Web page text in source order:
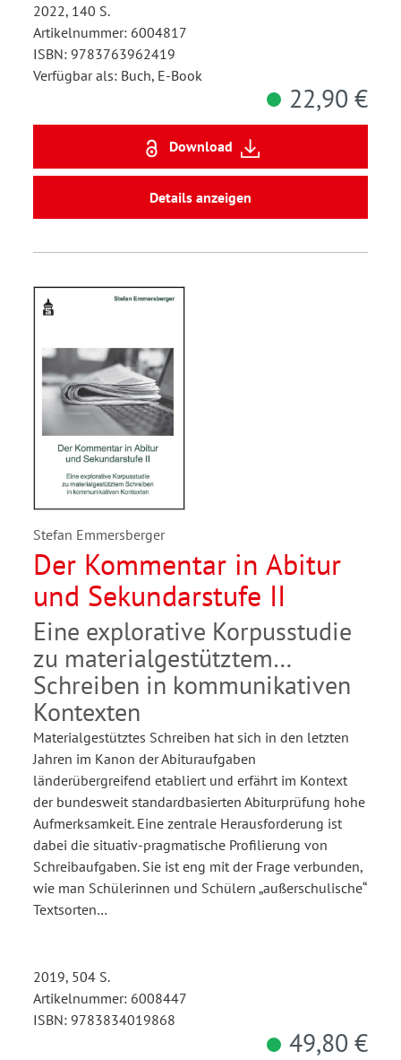
2022, 140 S.
Artikelnummer: 6004817
ISBN: 9783763962419
Verfügbar als: Buch, E-Book
22,90 €
Download
Details anzeigen
Stefan Emmersberger
Der Kommentar in Abitur
und Sekundarstufe II
Eine explorative Korpusstudie
zu materialgestütztem
Schreiben in kommunikativen
Kontexten
Materialgestütztes Schreiben hat sich in den letzten
Jahren im Kanon der Abituraufgaben
länderübergreifend etabliert und erfährt im Kontext
der bundesweit standardbasierten Abiturprüfung hohe
Aufmerksamkeit. Eine zentrale Herausforderung ist
dabei die situativ-pragmatische Profilierung von
Schreibaufgaben. Sie ist eng mit der Frage verbunden,
wie man Schülerinnen und Schülern „außerschulische“
Textsorten…
2019, 504 S.
Artikelnummer: 6008447
ISBN: 9783834019868
49,80 €